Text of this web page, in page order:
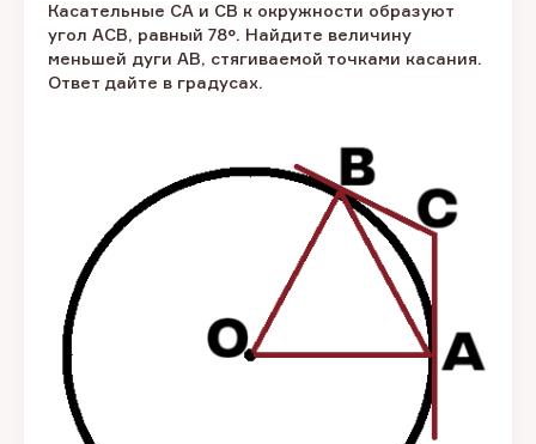
Касательные CA и CB к окружности образуют
угол ACB, равный 78°. Найдите величину
меньшей дуги AB, стягиваемой точками касания.
Ответ дайте в градусах.